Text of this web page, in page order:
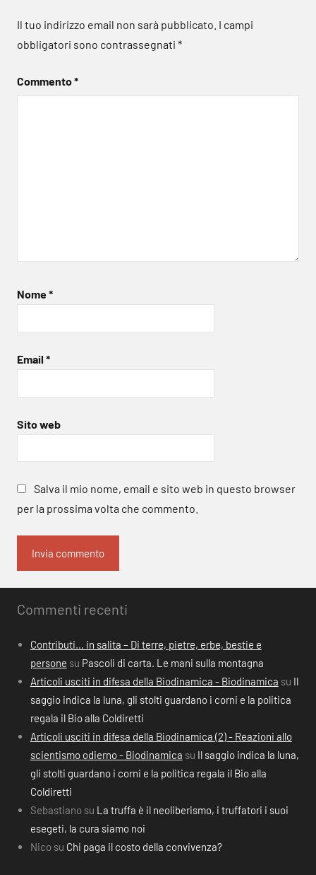
Il tuo indirizzo email non sarà pubblicato. I campi
obbligatori sono contrassegnati *
Commento*
Nome*
Email *
Sito web
Salva il mio nome, email e sito web in questo browser
per la prossima volta che commento.
Commenti recenti
Contributi… in salita – Di terre, pietre, erbe, bestie e
persone su Pascoli di carta. Le mani sulla montagna
Articoli usciti in difesa della Biodinamica - Biodinamica su Il
saggio indica la luna, gli stolti guardano i corni e la politica
regala il Bio alla Coldiretti
Articoli usciti in difesa della Biodinamica (2) - Reazioni allo
scientismo odierno - Biodinamica su Il saggio indica la luna,
gli stolti guardano i corni e la politica regala il Bio alla
Coldiretti
Sebastiano su La truffa è il neoliberismo, i truffatori i suoi
esegeti, la cura siamo noi
Nico su Chi paga il costo della convivenza?